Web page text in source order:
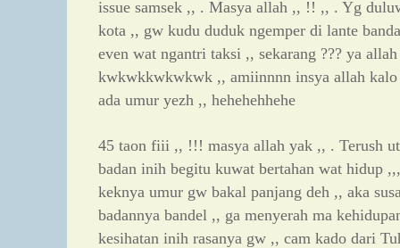
issue samsek ,, . Masya allah ,, !! ,, . Yg
kota ,, gw kudu duduk ngemper di lante
even wat ngantri taksi ,, sekarang ??? ya
kwkwkkwkwkwk ,, amiinnnn insya allah kalo
ada umur yezh ,, hehehehhehe
45 taon fiii ,, !!! masya allah yak ,, . Terush
badan inih begitu kuwat bertahan wat hidup
keknya umur gw bakal panjang deh ,, aka
badannya bandel ,, ga menyerah ma
kesihatan inih rasanya gw ,, cam kado dari